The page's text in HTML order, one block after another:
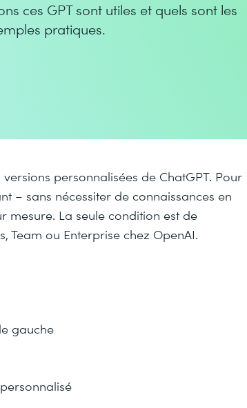
ces GPT sont utiles et quels sont les
pratiques.
personnalisées de ChatGPT. Pour
– sans nécessiter de connaissances en
mesure. La seule condition est de
Team ou Enterprise chez OpenAI.
gauche